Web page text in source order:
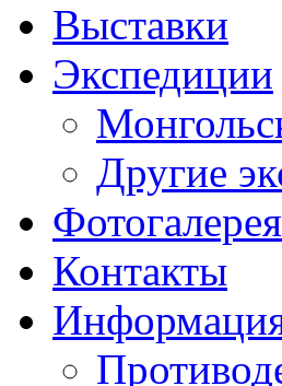
Выставки
Экспедиции
Другие
Фотогалерея
Контакты